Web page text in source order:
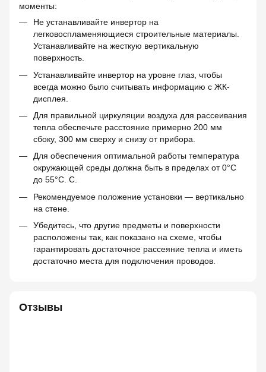
моменты:
Не устанавливайте инвертор на
легковоспламеняющиеся строительные материалы.
Устанавливайте на жесткую вертикальную
поверхность.
Устанавливайте инвертор на уровне глаз, чтобы
всегда можно было считывать информацию с ЖК-
дисплея.
Для правильной циркуляции воздуха для рассеивания
тепла обеспечьте расстояние примерно 200 мм
сбоку, 300 мм сверху и снизу от прибора.
Для обеспечения оптимальной работы температура
окружающей среды должна быть в пределах от 0°C
до 55°C. C.
Рекомендуемое положение установки — вертикально
на стене.
Убедитесь, что другие предметы и поверхности
расположены так, как показано на схеме, чтобы
гарантировать достаточное рассеяние тепла и иметь
достаточно места для подключения проводов.
Отзывы